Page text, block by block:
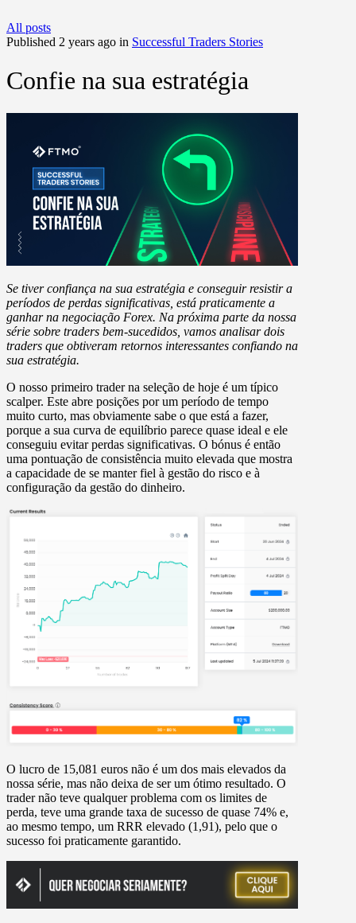
All posts
Published 2 years ago in Successful Traders Stories
Confie na sua estratégia
Se tiver confiança na sua estratégia e conseguir resistir a
períodos de perdas significativas, está praticamente a
ganhar na negociação Forex. Na próxima parte da nossa
série sobre traders bem-sucedidos, vamos analisar dois
traders que obtiveram retornos interessantes confiando na
sua estratégia.
O nosso primeiro trader na seleção de hoje é um típico
scalper. Este abre posições por um período de tempo
muito curto, mas obviamente sabe o que está a fazer,
porque a sua curva de equilíbrio parece quase ideal e ele
conseguiu evitar perdas significativas. O bónus é então
uma pontuação de consistência muito elevada que mostra
a capacidade de se manter fiel à gestão do risco e à
configuração da gestão do dinheiro.
O lucro de 15,081 euros não é um dos mais elevados da
nossa série, mas não deixa de ser um ótimo resultado. O
trader não teve qualquer problema com os limites de
perda, teve uma grande taxa de sucesso de quase 74% e,
ao mesmo tempo, um RRR elevado (1,91), pelo que o
sucesso foi praticamente garantido.